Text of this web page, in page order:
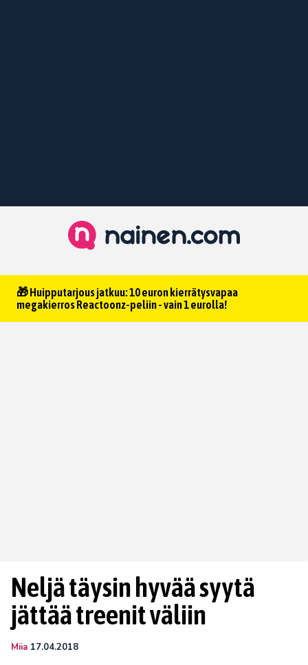
🎁 Huipputarjous jatkuu: 10 euron kierrätysvapaa
megakierros Reactoonz-peliin - vain 1 eurolla!
Neljä täysin hyvää syytä
jättää treenit väliin
Miia 17.04.2018